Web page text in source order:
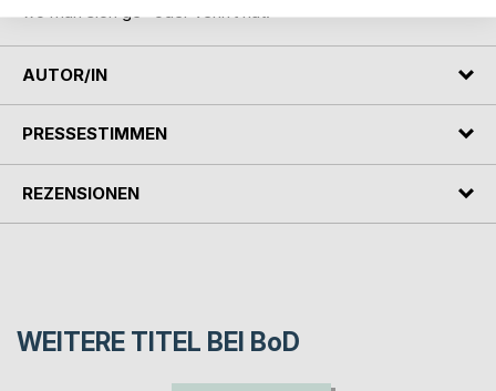
AUTOR/IN
PRESSESTIMMEN
REZENSIONEN
WEITERE TITEL BEI BoD